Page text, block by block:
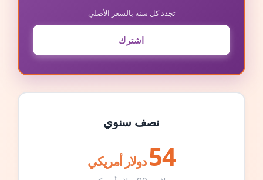
تجدد كل سنة بالسعر الأصلي
اشترك
نصف سنوي
54 دولار أمريكي